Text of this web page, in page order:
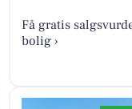
Få gratis
bolig ›